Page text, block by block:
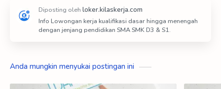
Info Lowongan kerja kualifikasi dasar hingga menengah
dengan jenjang pendidikan SMA SMK D3 & S1.
Anda mungkin menyukai postingan ini